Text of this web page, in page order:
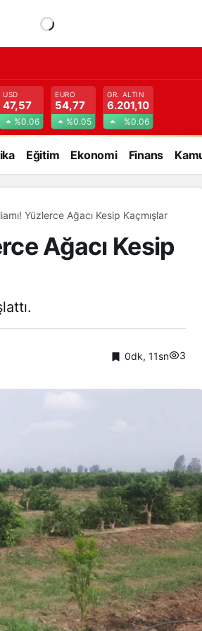
USD
47,57
%0.06
EURO
54,77
%0.05
GR. ALTIN
6.201,10
%0.06
Eğitim Ekonomi Finans
Yüzlerce Ağacı Kesip Kaçmışlar
Ağacı Kesip
0dk, 11sn 3